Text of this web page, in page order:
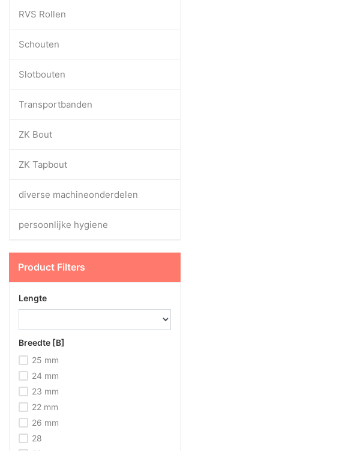
RVS Rollen
Schouten
Slotbouten
Transportbanden
ZK Bout
ZK Tapbout
diverse machineonderdelen
persoonlijke hygiene
Product Filters
Lengte
Breedte [B]
25 mm
24 mm
23 mm
22 mm
26 mm
28